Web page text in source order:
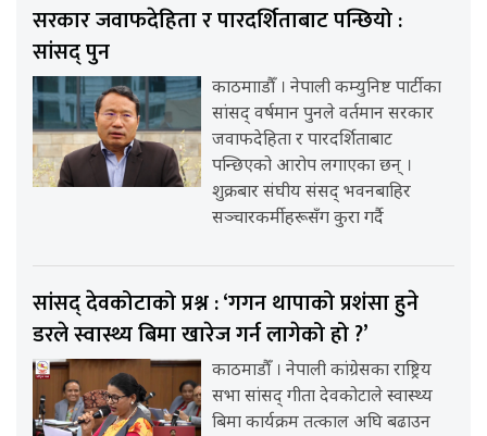
सरकार जवाफदेहिता र पारदर्शिताबाट पन्छियो :
सांसद् पुन
काठमााडौँ । नेपाली कम्युनिष्ट पार्टीका
सांसद् वर्षमान पुनले वर्तमान सरकार
जवाफदेहिता र पारदर्शिताबाट
पन्छिएको आरोप लगाएका छन् ।
शुक्रबार संघीय संसद् भवनबाहिर
सञ्चारकर्मीहरूसँग कुरा गर्दै
सांसद् देवकोटाको प्रश्न : ‘गगन थापाको प्रशंसा हुने
डरले स्वास्थ्य बिमा खारेज गर्न लागेको हो ?’
काठमाडौँ । नेपाली कांग्रेसका राष्ट्रिय
सभा सांसद् गीता देवकोटाले स्वास्थ्य
बिमा कार्यक्रम तत्काल अघि बढाउन